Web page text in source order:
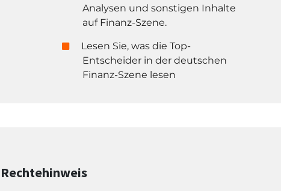
Analysen und sonstigen Inhalte
auf Finanz-Szene.
Lesen Sie, was die Top-
Entscheider in der deutschen
Finanz-Szene lesen
Rechtehinweis